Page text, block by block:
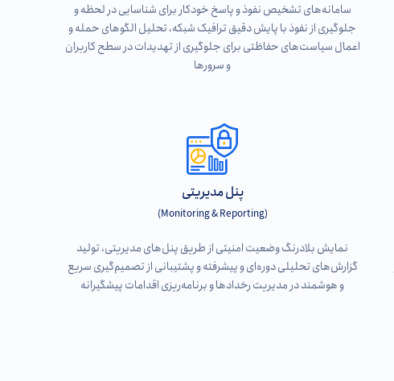
سامانه‌های تشخیص نفوذ و پاسخ خودکار برای شناسایی در لحظه و
جلوگیری از نفوذ با پایش دقیق ترافیک شبکه، تحلیل الگوهای حمله و
اعمال سیاست‌های حفاظتی برای جلوگیری از تهدیدات در سطح کاربران
و سرورها
پنل مدیریتی
(Monitoring & Reporting)
نمایش بلادرنگ وضعیت امنیتی از طریق پنل‌های مدیریتی، تولید
گزارش‌های تحلیلی دوره‌ای و پیشرفته و پشتیبانی از تصمیم‌گیری سریع
و هوشمند در مدیریت رخدادها و برنامه‌ریزی اقدامات پیشگیرانه